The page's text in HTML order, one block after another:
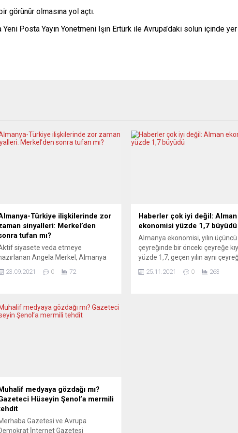
görünür olmasına yol açtı.
Posta Yayın Yönetmeni Işın Ertürk ile Avrupa’daki solun içinde
Türkiye ilişkilerinde zor
sinyalleri: Merkel’den
tufan mı?
siyasete veda etmeye
Angela Merkel, Almanya
stratejik önem taşıyan Türkiye ile
konusunda zorlu bir dosya
bekliyor. Angela Merkel’in 26
seçimlerinin ardından siyaset
23.09.2021 0 72
Haberler çok iyi değil: Alman
ekonomisi yüzde 1,7 büyüdü
Almanya ekonomisi, yılın üçüncü
çeyreğinde bir önceki çeyreğe
yüzde 1,7, geçen yılın aynı
göre ise yüzde 2,5 büyüdü.
en büyük ekonomisi durgunluk
25.11.2021 0 263
medyaya gözdağı mı?
Hüseyin Şenol’a mermili
Gazetesi ve Avrupa
İnternet Gazetesi